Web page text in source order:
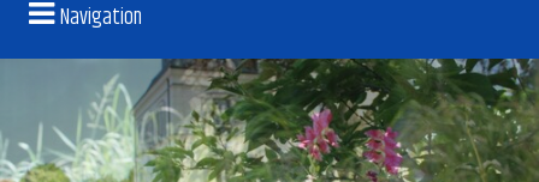
Navigation